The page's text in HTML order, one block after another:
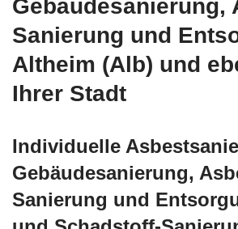
Gebäudesanierung,
Sanierung und
Altheim (Alb) und
Ihrer Stadt
Individuelle
Gebäudesanierung,
Sanierung und